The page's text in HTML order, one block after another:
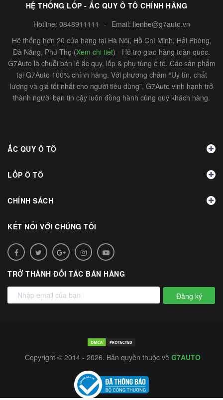
HỆ THỐNG LỐP - ẮC QUY Ô TÔ CHÍNH HÃNG
Hotline: 0848911111 - Email: lienhe@g7auto.vn
Hệ thống hơn 20 cửa hàng tại Hà Nội, Hồ Chí Minh, Hải Phòng,
Đà Nẵng, Phú Thọ (Xem chi tiết) - Hỗ trợ giao hàng toàn quốc.
G7Auto là chuỗi bán lẻ ắc quy, lốp & phụ tùng ô tô. Các sản phẩm
tại G7Auto 100% chính hãng. Với phương châm “Uy tín, chất
lượng và giá tốt nhất cho người tiêu dùng”, G7Auto vinh hạnh trở
thành người bạn tin cậy luôn đồng hành cùng quý khách hàng.
ẮC QUY Ô TÔ
LỐP Ô TÔ
CHÍNH SÁCH
KẾT NỐI VỚI CHÚNG TÔI
TRỞ THÀNH ĐỐI TÁC BÁN HÀNG
Đăng ký
Copyright © 2014 - 2026. Bản quyền thuộc về G7AUTO